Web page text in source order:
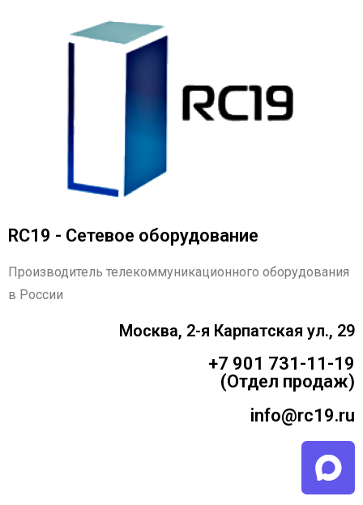
RC19 - Сетевое оборудование
Производитель телекоммуникационного оборудования
в России
Москва, 2-я Карпатская ул., 29
+7 901 731-11-19
(Отдел продаж)
info@rc19.ru